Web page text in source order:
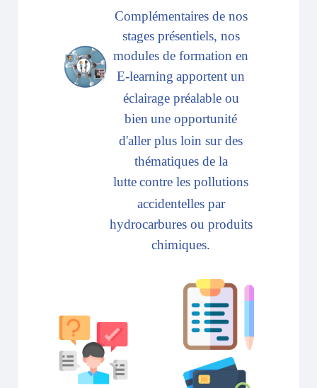
Complémentaires de nos
stages présentiels, nos
modules de formation en
E-learning apportent un
éclairage préalable ou
bien une opportunité
d'aller plus loin sur des
thématiques de la
luttecontre les pollutions
accidentelles par
hydrocarbures ou produits
chimiques.